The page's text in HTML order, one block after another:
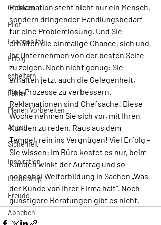
Chancen
Pilot
Lebenspilot
Erfolg
scheitern
Fehler
Planen Vorbereiten
Angst
Sicherheit
Inspiration
Leadership
Freude
Abheben
Reklamation steht nicht nur ein Mensch,
sondern dringender Handlungsbedarf
für eine Problemlösung. Und Sie
erhalten die einmalige Chance, sich und
Ihr Unternehmen von der besten Seite
zu zeigen. Noch nicht genug: Sie
erhalten jetzt auch die Gelegenheit,
Ihre Prozesse zu verbessern.
Reklamationen sind Chefsache! Diese
Woche nehmen Sie sich vor, mit Ihren
Kunden zu reden. Raus aus dem
Tempel, rein ins Vergnügen! Viel Erfolg –
Sie wissen: Im Büro kostet es nur, beim
Kunden winkt der Auftrag und so
nebenbei Weiterbildung in Sachen „Was
der Kunde von Ihrer Firma hält“. Noch
günstigere Beratungen gibt es nicht.